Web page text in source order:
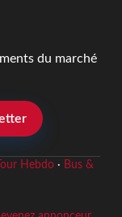
du marché
Tour Hebdo· Bus &